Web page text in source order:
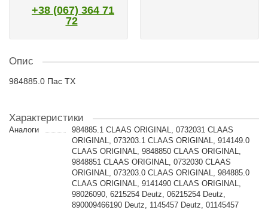
+38 (067) 364 71
72
Опис
984885.0 Пас TX
Характеристики
Аналоги
984885.1 CLAAS ORIGINAL, 0732031 CLAAS
ORIGINAL, 073203.1 CLAAS ORIGINAL, 914149.0
CLAAS ORIGINAL, 9848850 CLAAS ORIGINAL,
9848851 CLAAS ORIGINAL, 0732030 CLAAS
ORIGINAL, 073203.0 CLAAS ORIGINAL, 984885.0
CLAAS ORIGINAL, 9141490 CLAAS ORIGINAL,
98026090, 6215254 Deutz, 06215254 Deutz,
890009466190 Deutz, 1145457 Deutz, 01145457